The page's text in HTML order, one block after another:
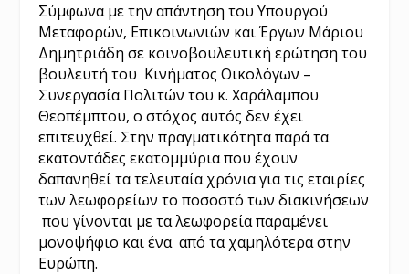
Σύμφωνα με την απάντηση του Υπουργού
Μεταφορών, Επικοινωνιών και Έργων Μάριου
Δημητριάδη σε κοινοβουλευτική ερώτηση του
βουλευτή του Κινήματος Οικολόγων –
Συνεργασία Πολιτών του κ. Χαράλαμπου
Θεοπέμπτου, ο στόχος αυτός δεν έχει
επιτευχθεί. Στην πραγματικότητα παρά τα
εκατοντάδες εκατομμύρια που έχουν
δαπανηθεί τα τελευταία χρόνια για τις εταιρίες
των λεωφορείων το ποσοστό των διακινήσεων
που γίνονται με τα λεωφορεία παραμένει
μονοψήφιο και ένα από τα χαμηλότερα στην
Ευρώπη.